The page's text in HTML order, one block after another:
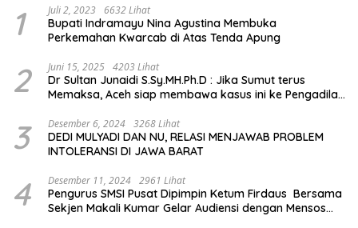
1 Juli 2, 2023 6632 Lihat
Bupati Indramayu Nina Agustina Membuka
Perkemahan Kwarcab di Atas Tenda Apung
2 Juni 15, 2025 4203 Lihat
Dr Sultan Junaidi S.Sy.MH.Ph.D : Jika Sumut terus
Memaksa, Aceh siap membawa kasus ini ke Pengadilan
3 Desember 6, 2024 3268 Lihat
DEDI MULYADI DAN NU, RELASI MENJAWAB PROBLEM
INTOLERANSI DI JAWA BARAT
4 Desember 11, 2024 2961 Lihat
Pengurus SMSI Pusat Dipimpin Ketum Firdaus Bersama
Sekjen Makali Kumar Gelar Audiensi dengan Mensos